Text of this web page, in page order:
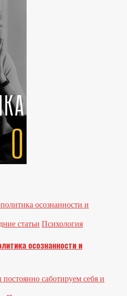
статьи Психология
осознанности и